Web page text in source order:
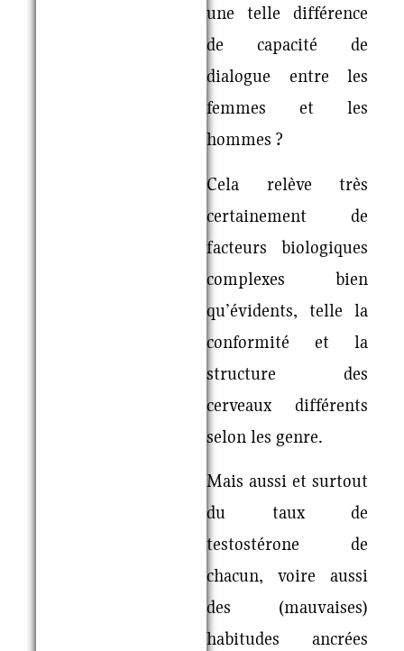
une telle différence
de capacité de
dialogue entre les
femmes et les
hommes ?
Cela relève très
certainement de
facteurs biologiques
complexes bien
qu’évidents, telle la
conformité et la
structure des
cerveaux différents
selon les genre.
Mais aussi et surtout
du taux de
testostérone de
chacun, voire aussi
des (mauvaises)
habitudes ancrées